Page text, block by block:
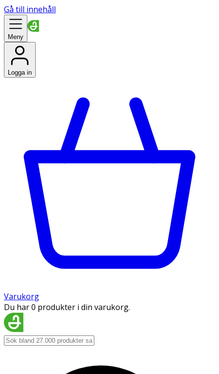
Gå till innehåll
Meny
Logga in
Varukorg
Du har 0 produkter i din varukorg.